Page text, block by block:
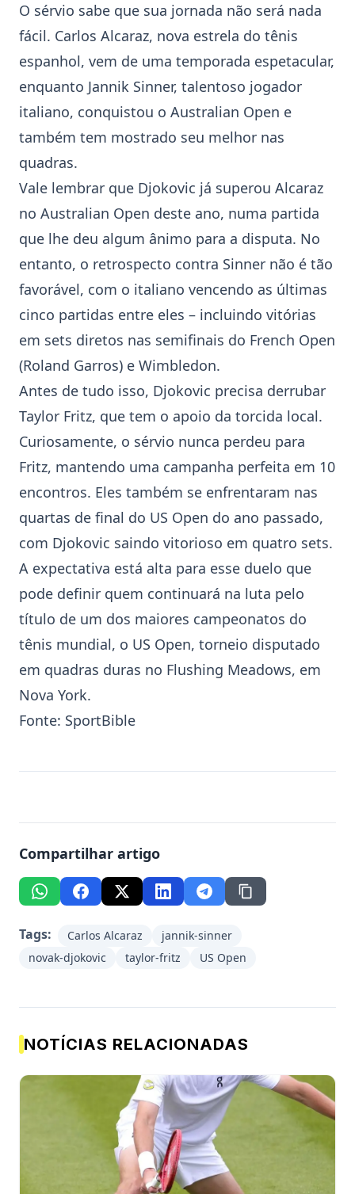
O sérvio sabe que sua jornada não será nada
fácil. Carlos Alcaraz, nova estrela do tênis
espanhol, vem de uma temporada espetacular,
enquanto Jannik Sinner, talentoso jogador
italiano, conquistou o Australian Open e
também tem mostrado seu melhor nas
quadras.
Vale lembrar que Djokovic já superou Alcaraz
no Australian Open deste ano, numa partida
que lhe deu algum ânimo para a disputa. No
entanto, o retrospecto contra Sinner não é tão
favorável, com o italiano vencendo as últimas
cinco partidas entre eles – incluindo vitórias
em sets diretos nas semifinais do French Open
(Roland Garros) e Wimbledon.
Antes de tudo isso, Djokovic precisa derrubar
Taylor Fritz, que tem o apoio da torcida local.
Curiosamente, o sérvio nunca perdeu para
Fritz, mantendo uma campanha perfeita em 10
encontros. Eles também se enfrentaram nas
quartas de final do US Open do ano passado,
com Djokovic saindo vitorioso em quatro sets.
A expectativa está alta para esse duelo que
pode definir quem continuará na luta pelo
título de um dos maiores campeonatos do
tênis mundial, o US Open, torneio disputado
em quadras duras no Flushing Meadows, em
Nova York.
Fonte: SportBible
Compartilhar artigo
Tags: Carlos Alcaraz
jannik-sinner
novak-djokovic
taylor-fritz US Open
NOTÍCIAS RELACIONADAS